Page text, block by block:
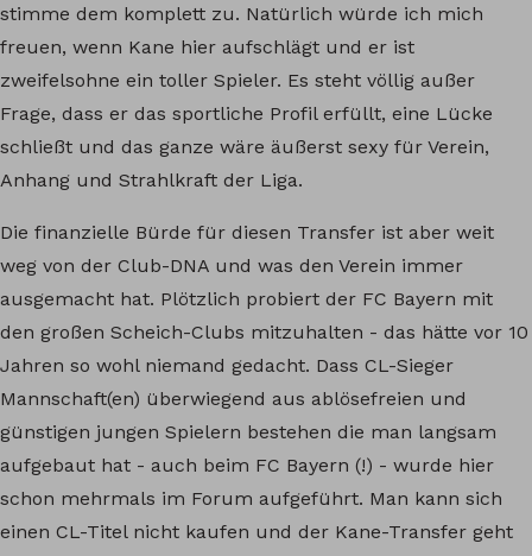
stimme dem komplett zu. Natürlich würde ich mich
freuen, wenn Kane hier aufschlägt und er ist
zweifelsohne ein toller Spieler. Es steht völlig außer
Frage, dass er das sportliche Profil erfüllt, eine Lücke
schließt und das ganze wäre äußerst sexy für Verein,
Anhang und Strahlkraft der Liga.
Die finanzielle Bürde für diesen Transfer ist aber weit
weg von der Club-DNA und was den Verein immer
ausgemacht hat. Plötzlich probiert der FC Bayern mit
den großen Scheich-Clubs mitzuhalten - das hätte vor 10
Jahren so wohl niemand gedacht. Dass CL-Sieger
Mannschaft(en) überwiegend aus ablösefreien und
günstigen jungen Spielern bestehen die man langsam
aufgebaut hat - auch beim FC Bayern (!) - wurde hier
schon mehrmals im Forum aufgeführt. Man kann sich
einen CL-Titel nicht kaufen und der Kane-Transfer geht